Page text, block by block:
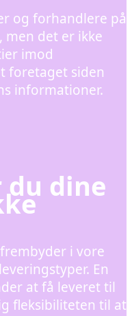
og forhandlere på
det er ikke
imod
foretaget siden
informationer.
du dine
i vore
En
at få leveret til
fleksibiliteten til at